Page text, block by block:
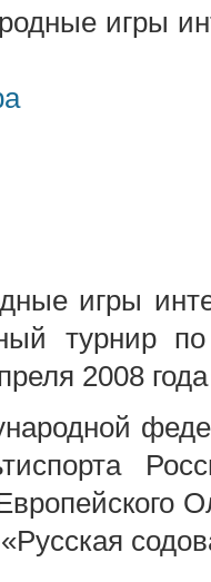
игры
игры
турнир
2008